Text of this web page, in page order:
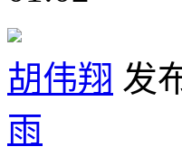
胡伟翔 发
雨